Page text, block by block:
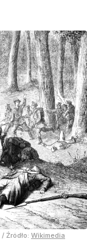
/ Źródło: Wikimedia